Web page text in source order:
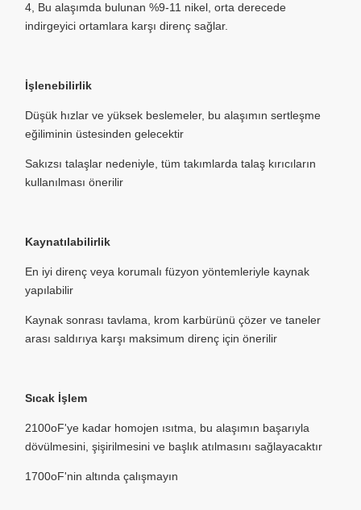
4, Bu alaşımda bulunan %9-11 nikel, orta derecede
indirgeyici ortamlara karşı direnç sağlar.
İşlenebilirlik
Düşük hızlar ve yüksek beslemeler, bu alaşımın sertleşme
eğiliminin üstesinden gelecektir
Sakızsı talaşlar nedeniyle, tüm takımlarda talaş kırıcıların
kullanılması önerilir
Kaynatılabilirlik
En iyi direnç veya korumalı füzyon yöntemleriyle kaynak
yapılabilir
Kaynak sonrası tavlama, krom karbürünü çözer ve taneler
arası saldırıya karşı maksimum direnç için önerilir
Sıcak İşlem
2100oF'ye kadar homojen ısıtma, bu alaşımın başarıyla
dövülmesini, şişirilmesini ve başlık atılmasını sağlayacaktır
1700oF'nin altında çalışmayın